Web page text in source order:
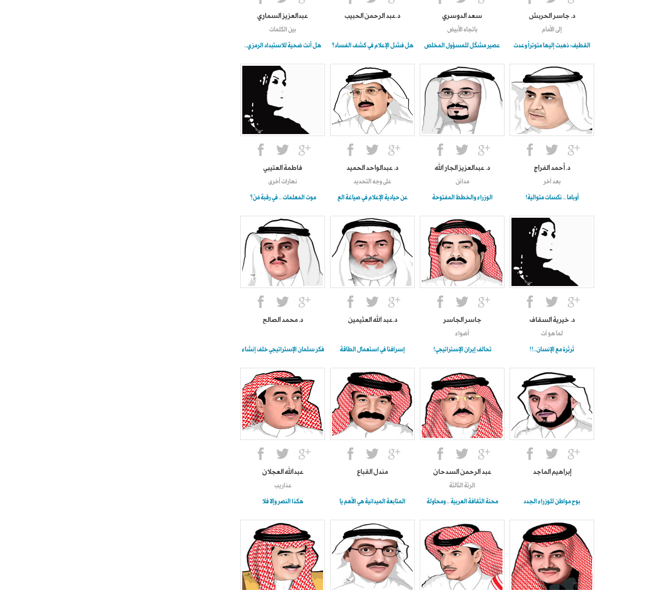
د. جاسر الحربش
إلى الأمام
القطيف: ذهبت إليها متوتراً وعدت
سعد الدوسري
باتجاه الأبيض
عصير مشكّل للمسؤول المخلص
د.عبد الرحمن الحبيب
هل فشل الإعلام في كشف الفساد؟
عبدالعزيز السماري
بين الكلمات
هل أنت ضحية للاستبداد الرمزي..
د. أحمد الفراج
بعد آخر
أوباما .. نكسات متوالية!
د. عبدالعزيز الجار الله
مدائن
الوزراء والخطط المفتوحة
د. عبدالواحد الحميد
على وجه التحديد
عن حيادية الإعلام في صياغة الع
فاطمة العتيبي
نهارات أخرى
موت المعلمات .. في رقبة مَنْ؟
د. خيرية السقاف
لما هو آت
ثرثرة مع الإنسان..!!
جاسر الجاسر
أضواء
تحالف إيران الإستراتيجي!
د.عبد الله العثيمين
إسرافنا في استعمال الطاقة
د. محمد الصالح
فكر سلمان الإستراتيجي خلف إنشاء
إبراهيم الماجد
بوح مواطن للوزراء الجدد
عبد الرحمن السدحان
الرئة الثالثة
محنة الثقافة العربية .. ومحاولة
مندل القباع
المتابعة الميدانية هي الأهم يا
عبدالله العجلان
عذاريب
هكذا النصر وإلا فلا